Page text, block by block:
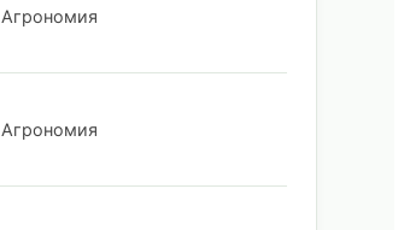
Агрономия
Агрономия